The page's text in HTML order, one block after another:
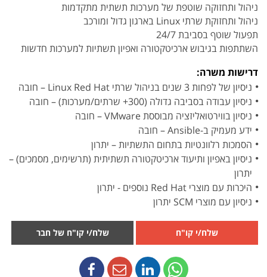
ניהול ותחזוקה שוטפת של מערכות תשתית מתקדמות
ניהול ותחזוקת שרתי Linux בארגון גדול ומורכב
תפעול שוטף בסביבת 24/7
השתתפות בגיבוש ארכיטקטורה ואפיון תשתיות למערכות חדשות
דרישות משרה:
ניסיון של לפחות 3 שנים בניהול שרתי Linux Red Hat – חובה
ניסיון עבודה בסביבה גדולה (300+ שרתים/מערכות) – חובה
ניסיון בווירטואליזציה מבוססת VMware – חובה
ידע מעמיק ב-Ansible – חובה
הסמכות רלוונטיות בתחום התשתיות – יתרון
ניסיון באפיון ותיעוד ארכיטקטורה תשתיתית (תרשימים, מסמכים) –
יתרון
היכרות עם מוצרי Red Hat נוספים - יתרון
ניסיון עם מוצרי SCM יתרון
שלח/י קו"ח שלח/י קו"ח של חבר